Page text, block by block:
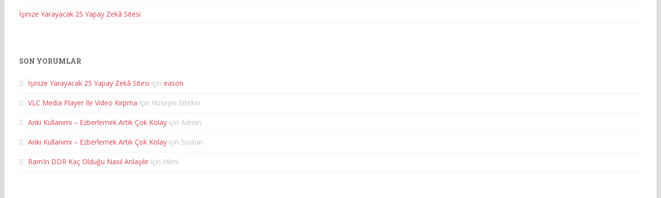
İşinize Yarayacak 25 Yapay Zekâ Sitesi
SON YORUMLAR
İşinize Yarayacak 25 Yapay Zekâ Sitesi için eason
VLC Media Player İle Video Kırpma için Huseyin Ertekin
Anki Kullanımı – Ezberlemek Artık Çok Kolay için Admin
Anki Kullanımı – Ezberlemek Artık Çok Kolay için Sustun
Ram’in DDR Kaç Olduğu Nasıl Anlaşılır için Hilmi